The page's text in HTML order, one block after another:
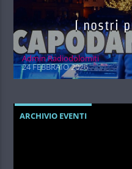
I nostri
Admin Radiodolomiti
24 FEBBRAIO 2026
ARCHIVIO EVENTI